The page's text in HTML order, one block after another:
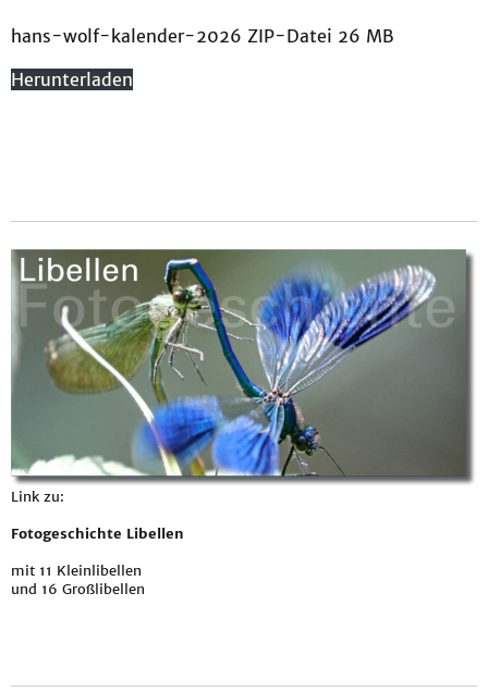
hans-wolf-kalender-2026 ZIP-Datei 26 MB
Herunterladen
Link zu:
Fotogeschichte Libellen
mit 11 Kleinlibellen
und 16 Großlibellen